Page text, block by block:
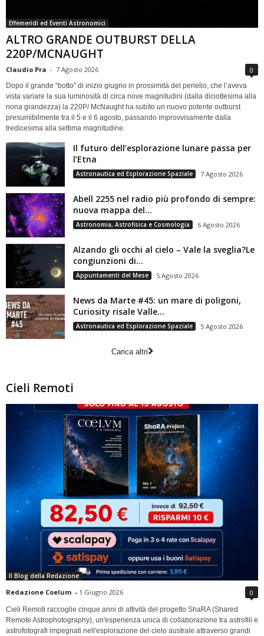
Effemeridi ed Eventi Astronomici
ALTRO GRANDE OUTBURST DELLA
220P/MCNAUGHT
Claudio Pra - 7 Agosto 2026 0
Dopo il grande “botto” di inizio giugno in prossimità del perielio, che l’aveva
vista variare la sua luminosità di circa nove magnitudini (dalla diciottesima alla
nona grandezza) la 220P/ McNaught ha subìto un nuovo potente outburst
presumibilmente tra il 5 e il 6 agosto, passando improvvisamente dalla
tredicesima alla settima magnitudine.
Il futuro dell’esplorazione lunare passa per
l’Etna
Astronautica ed Esplorazione Spaziale 7 Agosto 2026
Abell 2255 nel radio più profondo di sempre:
nuova mappa del...
Astronomia, Astrofisica e Cosmologia 6 Agosto 2026
Alzando gli occhi al cielo – Vale la sveglia?Le
congiunzioni di...
Appuntamenti del Mese 5 Agosto 2026
News da Marte #45: un mare di poligoni,
Curiosity risale Valle...
Astronautica ed Esplorazione Spaziale 5 Agosto 2026
Carica altri
Cieli Remoti
Il Blog della Redazione
Redazione Coelum - 1 Giugno 2026 0
Cieli Remoti raccoglie cinque anni di attività del progetto ShaRA (Shared
Remote Astrophotography), un'esperienza unica di collaborazione tra astrofili e
astrofotografi impegnati nell'esplorazione del cielo australe attraverso grandi